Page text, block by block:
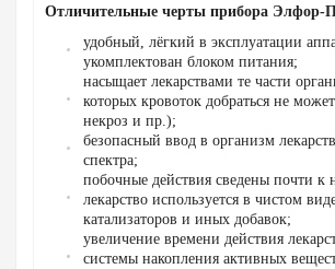
Отличительные черты прибора Элфор-
удобный, лёгкий в эксплуатации
укомплектован блоком питания;
насыщает лекарствами те части
которых кровоток добраться не
некроз и пр.);
безопасный ввод в организм
спектра;
побочные действия сведены почти к
лекарство используется в чистом
катализаторов и иных добавок;
увеличение времени действия
системы накопления активных